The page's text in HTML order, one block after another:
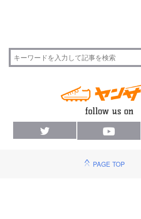
PAGE TOP